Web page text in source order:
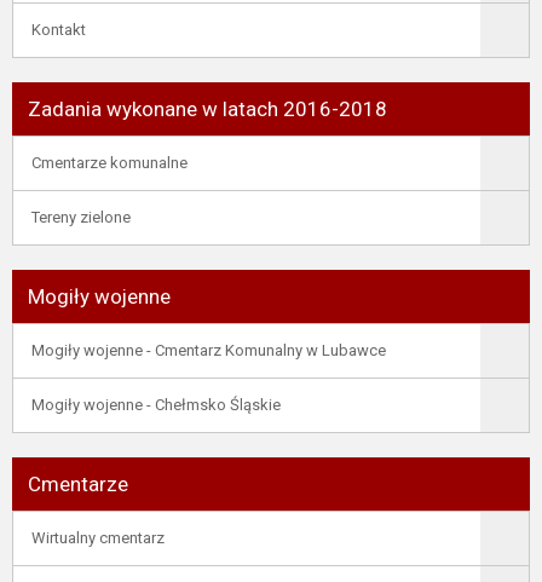
Kontakt
Zadania wykonane w latach 2016-2018
Cmentarze komunalne
Tereny zielone
Mogiły wojenne
Mogiły wojenne - Cmentarz Komunalny w Lubawce
Mogiły wojenne - Chełmsko Śląskie
Cmentarze
Wirtualny cmentarz